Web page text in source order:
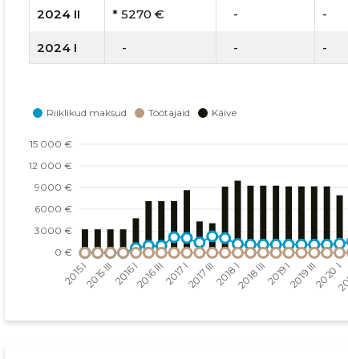
2024 II * 5270 €
   -
-
2024 I
   -
   -
-
2023 III * 4754 €
   -
2023 II
2023 I * 7645 € 1
2022 IV * 13 434 €
2022 III * 11 431 € * 11 431 € 1
2022 II * 11 431 € * 11 431 € 1
2022 I * 10 506 € * 10 506 € 1